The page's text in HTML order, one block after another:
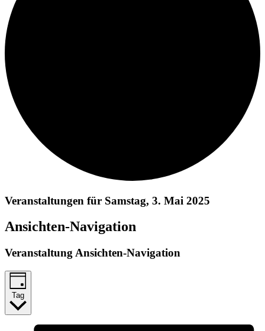
Veranstaltungen für Samstag, 3. Mai 2025
Ansichten-Navigation
Veranstaltung Ansichten-Navigation
Tag